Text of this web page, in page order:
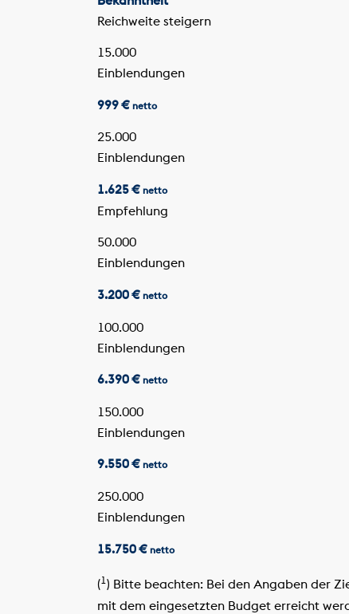
Reichweite steigern
15.000
Einblendungen
999 € netto
25.000
Einblendungen
1.625 € netto
Empfehlung
50.000
Einblendungen
3.200 € netto
100.000
Einblendungen
6.390 € netto
150.000
Einblendungen
9.550 € netto
250.000
Einblendungen
15.750 € netto
(1) Bitte beachten: Bei den Angaben der
mit dem eingesetzten Budget erreicht